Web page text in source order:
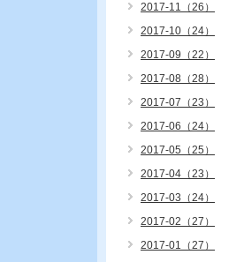
2017-11（26）
2017-10（24）
2017-09（22）
2017-08（28）
2017-07（23）
2017-06（24）
2017-05（25）
2017-04（23）
2017-03（24）
2017-02（27）
2017-01（27）